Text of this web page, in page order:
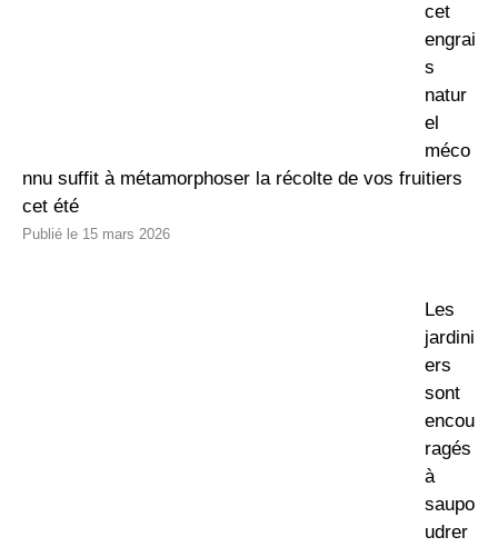
cet
engrai
s
natur
el
méco
nnu suffit à métamorphoser la récolte de vos fruitiers
cet été
15 mars 2026
Les
jardini
ers
sont
encou
ragés
à
saupo
udrer